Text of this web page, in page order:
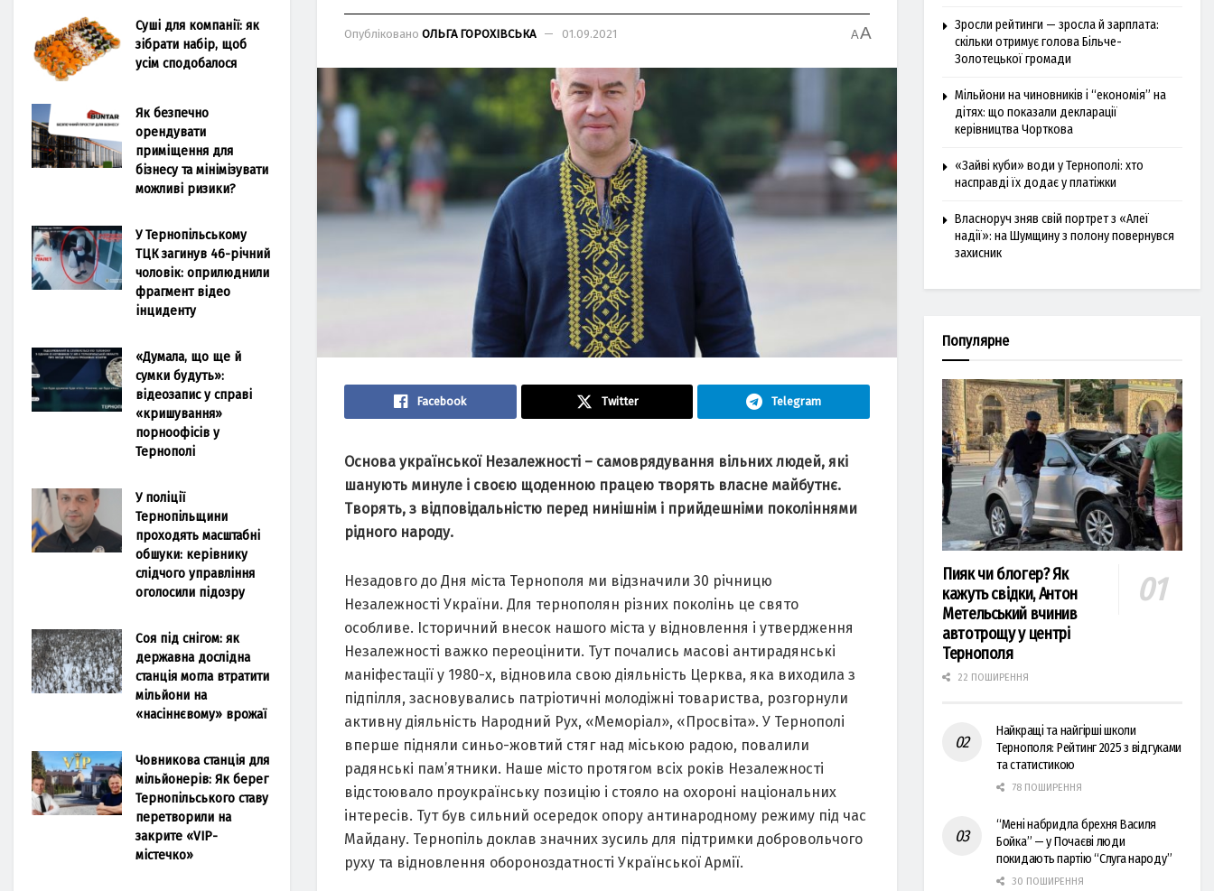
Опубліковано ОЛЬГА ГОРОХІВСЬКА 01.09.2021 AA
Facebook Twitter Telegram
Основа української Незалежності – самоврядування вільних людей, які
шанують минуле і своєю щоденною працею творять власне майбутнє.
Творять, з відповідальністю перед нинішнім і прийдешніми поколіннями
рідного народу.
Незадовго до Дня міста Тернополя ми відзначили 30 річницю
Незалежності України. Для тернополян різних поколінь це свято
особливе. Історичний внесок нашого міста у відновлення і утвердження
Незалежності важко переоцінити. Тут почались масові антирадянські
маніфестації у 1980-х, відновила свою діяльність Церква, яка виходила з
підпілля, засновувались патріотичні молодіжні товариства, розгорнули
активну діяльність Народний Рух, «Меморіал», «Просвіта». У Тернополі
вперше підняли синьо-жовтий стяг над міською радою, повалили
радянські пам’ятники. Наше місто протягом всіх років Незалежності
відстоювало проукраїнську позицію і стояло на охороні національних
інтересів. Тут був сильний осередок опору антинародному режиму під час
Майдану. Тернопіль доклав значних зусиль для підтримки добровольчого
руху та відновлення обороноздатності Української Армії.
Суші для компанії: як
зібрати набір, щоб
усім сподобалося
Як безпечно
орендувати
приміщення для
бізнесу та мінімізувати
можливі ризики?
У Тернопільському
ТЦК загинув 46-річний
чоловік: оприлюднили
фрагмент відео
інциденту
«Думала, що ще й
сумки будуть»:
відеозапис у справі
«кришування»
порноофісів у
Тернополі
У поліції
Тернопільщини
проходять масштабні
обшуки: керівнику
слідчого управління
оголосили підозру
Соя під снігом: як
державна дослідна
станція могла втратити
мільйони на
«насіннєвому» врожаї
Човникова станція для
мільйонерів: Як берег
Тернопільського ставу
перетворили на
закрите «VIP-
містечко»
Зросли рейтинги — зросла й зарплата:
скільки отримує голова Більче-
Золотецької громади
Мільйони на чиновників і “економія” на
дітях: що показали декларації
керівництва Чорткова
«Зайві куби» води у Тернополі: хто
насправді їх додає у платіжки
Власноруч зняв свій портрет з «Алеї
надії»: на Шумщину з полону повернувся
захисник
Популярне
Пияк чи блогер? Як
кажуть свідки, Антон
Метельський вчинив
автотрощу у центрі
Тернополя
22 ПОШИРЕННЯ
Найкращі та найгірші школи
Тернополя: Рейтинг 2025 з відгуками
та статистикою
78 ПОШИРЕННЯ
“Мені набридла брехня Василя
Бойка” — у Почаєві люди
покидають партію “Слуга народу”
30 ПОШИРЕННЯ